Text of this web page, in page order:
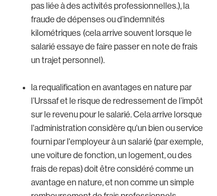
pas liée à des activités professionnelles.), la
fraude de dépenses ou d’indemnités
kilométriques (cela arrive souvent lorsque le
salarié essaye de faire passer en note de frais
un trajet personnel).
la requalification en avantages en nature par
l’Urssaf et le risque de redressement de l’impôt
sur le revenu pour le salarié. Cela arrive lorsque
l'administration considère qu'un bien ou service
fourni par l'employeur à un salarié (par exemple,
une voiture de fonction, un logement, ou des
frais de repas) doit être considéré comme un
avantage en nature, et non comme un simple